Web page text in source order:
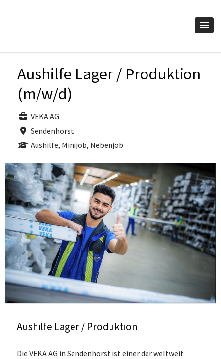
Aushilfe Lager / Produktion
(m/w/d)
VEKA AG
Sendenhorst
Aushilfe, Minijob, Nebenjob
Aushilfe Lager / Produktion
Die VEKA AG in Sendenhorst ist einer der weltweit